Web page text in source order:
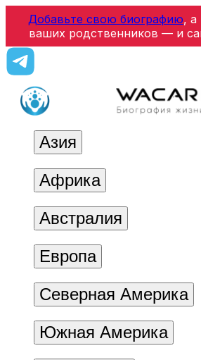
Добавьте свою биографию, а
ваших родственников — и
Азия
Африка
Австралия
Европа
Северная Америка
Южная Америка